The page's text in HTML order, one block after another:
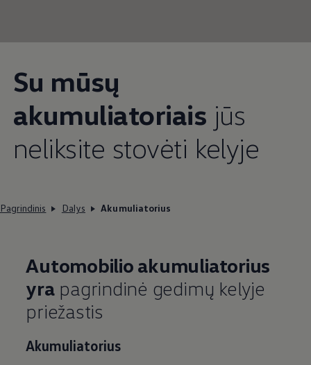
Su mūsų
akumuliatoriais jūs
neliksite stovėti kelyje
Pagrindinis Dalys Akumuliatorius
Automobilio akumuliatorius
yrapagrindinė gedimų kelyje
priežastis
Akumuliatorius